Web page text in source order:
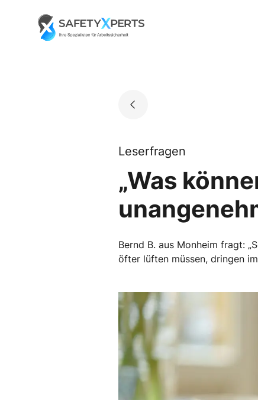
Go to landing page.
Leserfragen
„Was
Bernd B. aus Monheim fragt:
öfter lüften müssen, dringen